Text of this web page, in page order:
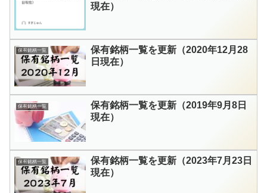
現在）
保有銘柄一覧
保有銘柄一覧を更新（2020年12月28
日現在）
保有銘柄一覧
保有銘柄一覧を更新（2019年9月8日
現在）
保有銘柄一覧
保有銘柄一覧を更新（2023年7月23日
現在）